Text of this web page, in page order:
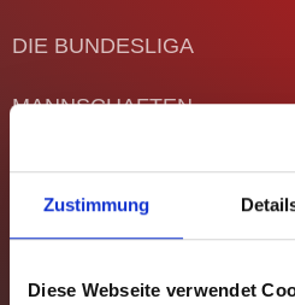
Zustimmung
Diese Webseite verwendet
DIE BUNDESLIGA
MANNSCHAFTEN
TABELLEN
STATISTIKEN